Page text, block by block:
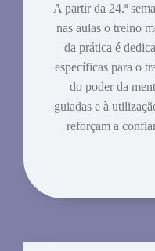
A partir da 24.ª
nas aulas o treino
da prática é
específicas para o
do poder da
guiadas e à
reforçam a